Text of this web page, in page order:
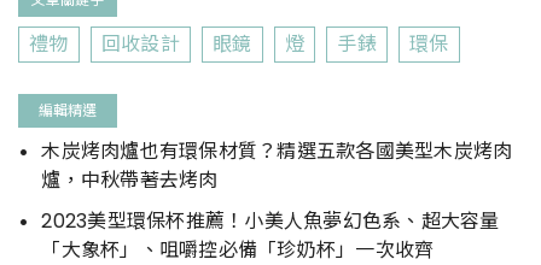
禮物 回收設計 眼鏡 燈 手錶 環保
編輯精選
木炭烤肉爐也有環保材質？精選五款各國美型木炭烤肉
爐，中秋帶著去烤肉
2023美型環保杯推薦！小美人魚夢幻色系、超大容量
「大象杯」、咀嚼控必備「珍奶杯」一次收齊